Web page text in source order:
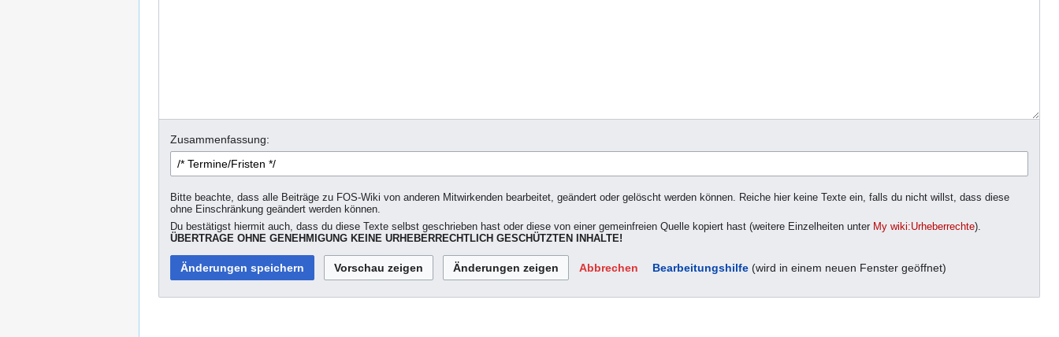
Zusammenfassung:
Bitte beachte, dass alle Beiträge zu FOS-Wiki von anderen Mitwirkenden bearbeitet, geändert oder gelöscht werden können. Reiche hier keine Texte ein, falls du nicht willst, dass diese
ohne Einschränkung geändert werden können.
Du bestätigst hiermit auch, dass du diese Texte selbst geschrieben hast oder diese von einer gemeinfreien Quelle kopiert hast (weitere Einzelheiten unter My wiki:Urheberrechte).
ÜBERTRAGE OHNE GENEHMIGUNG KEINE URHEBERRECHTLICH GESCHÜTZTEN INHALTE!
Abbrechen Bearbeitungshilfe (wird in einem neuen Fenster geöffnet)